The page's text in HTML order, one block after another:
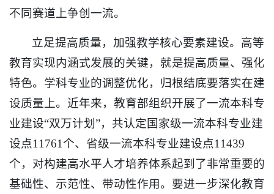
不同赛道上争创一流。
立足提高质量，加强教学核心要素建设。高等
教育实现内涵式发展的关键，就是提高质量、强化
特色。学科专业的调整优化，归根结底要落实在建
设质量上。近年来，教育部组织开展了一流本科专
业建设“双万计划”，共认定国家级一流本科专业建
设点11761个、省级一流本科专业建设点11439
个，对构建高水平人才培养体系起到了非常重要的
基础性、示范性、带动性作用。要进一步深化教育